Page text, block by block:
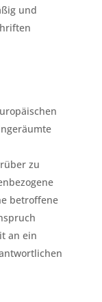
und
zu
betroffene
an ein